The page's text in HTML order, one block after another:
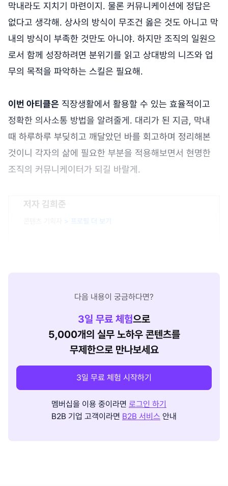
막내라도 지치기 마련이지. 물론 커뮤니케이션에 정답은
없다고 생각해. 상사의 방식이 무조건 옳은 것도 아니고 막
내의 방식이 부족한 것만도 아니야. 하지만 조직의 일원으
로서 함께 성장하려면 분위기를 읽고 상대방의 니즈와 업
무의 목적을 파악하는 스킬은 필요해.
이번 아티클은 직장생활에서 활용할 수 있는 효율적이고
정확한 의사소통 방법을 알려줄게. 대리가 된 지금, 막내
때 하루하루 부딪히고 깨달았던 바를 회고하며 정리해본
것이니 각자의 삶에 필요한 부분을 적용해보면서 현명한
조직의 커뮤니케이터가 되길 바랄게.
저자 김희준
> 프로필 더 보기
다음 내용이 궁금하다면?
3일 무료 체험으로
5,000개의 실무 노하우 콘텐츠를
무제한으로 만나보세요
3일 무료 체험 시작하기
멤버십을 이용 중이라면 로그인 하기
B2B 기업 고객이라면 B2B 서비스 안내